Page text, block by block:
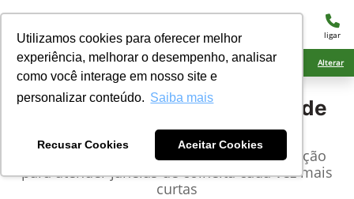
Utilizamos cookies para oferecer melhor
experiência, melhorar o desempenho, analisar
como você interage em nosso site e
personalizar conteúdo. Saiba mais
Recusar Cookies Aceitar Cookies
menu ligar
Ciarama Máquinas Eldorado Alterar
John DeereColheitadeiras de
Grão
Aprimoramos sua capacidade de automação
para atender janelas de colheita cada vez mais
curtas